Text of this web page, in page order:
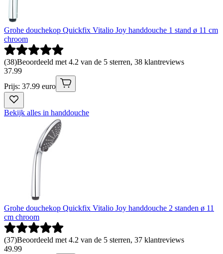
Grohe douchekop Quickfix Vitalio Joy handdouche 1 stand ø 11 cm
chroom
(38)Beoordeeld met 4.2 van de 5 sterren, 38 klantreviews
37.99
Prijs: 37.99 euro
Bekijk alles in handdouche
Grohe douchekop Quickfix Vitalio Joy handdouche 2 standen ø 11
cm chroom
(37)Beoordeeld met 4.2 van de 5 sterren, 37 klantreviews
49.99